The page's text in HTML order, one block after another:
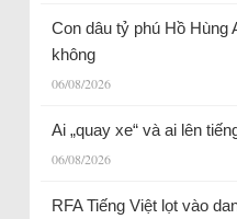
Con dâu tỷ phú Hồ Hùng
không
06/08/2026
Ai „quay xe“ và ai lên
06/08/2026
RFA Tiếng Việt lọt vào